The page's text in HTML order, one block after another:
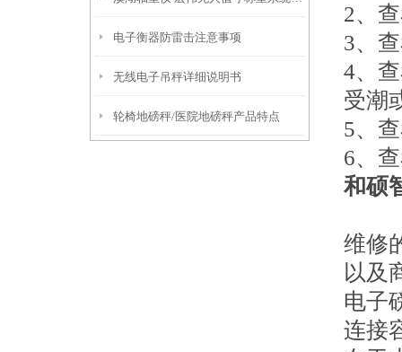
电子衡器防雷击注意事项
无线电子吊秤详细说明书
轮椅地磅秤/医院地磅秤产品特点
2、
3、
4、
受潮
5、
6、
和硕
维修
以及
电子
连接